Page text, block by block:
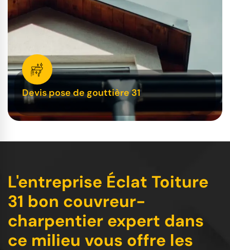
Devis pose de gouttière 31
L'entreprise Éclat Toiture
31 bon couvreur-
charpentier expert dans
ce milieu vous offre les